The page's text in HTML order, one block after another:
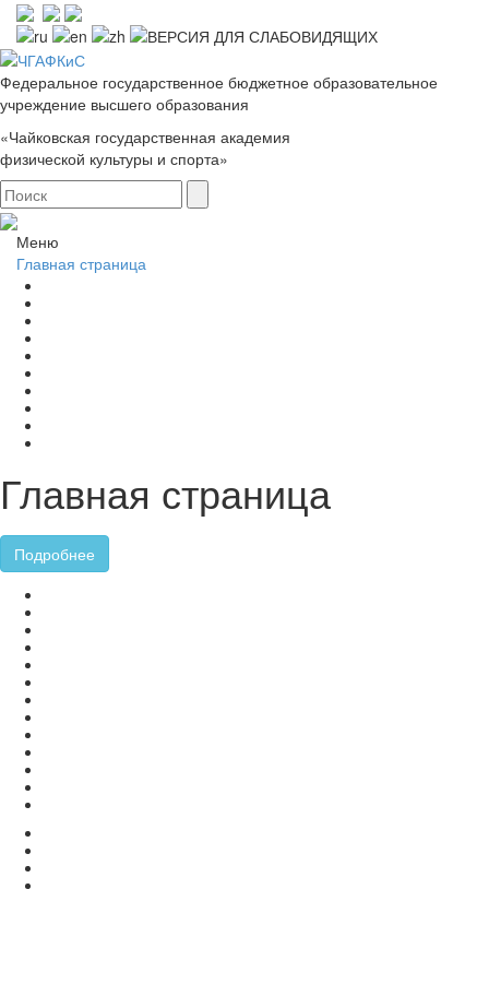
Федеральное государственное бюджетное образовательное
учреждение высшего образования
«Чайковская государственная академия
физической культуры и спорта»
Меню
Главная страница
Главная страница
Подробнее